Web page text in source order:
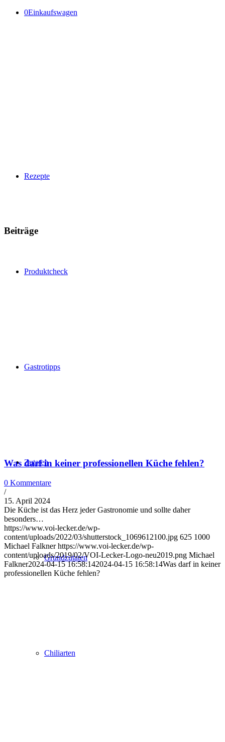
0Einkaufswagen
Rezepte
Produktcheck
Gastrotipps
Zutaten
Grundzutaten
Chiliarten
Beiträge
Was darf in keiner professionellen Küche fehlen?
0 Kommentare
/
15. April 2024
Die Küche ist das Herz jeder Gastronomie und sollte daher
besonders…
https://www.voi-lecker.de/wp-
content/uploads/2022/03/shutterstock_1069612100.jpg 625 1000
Michael Falkner https://www.voi-lecker.de/wp-
content/uploads/2019/02/VOI-Lecker-Logo-neu2019.png Michael
Falkner2024-04-15 16:58:142024-04-15 16:58:14Was darf in keiner
professionellen Küche fehlen?